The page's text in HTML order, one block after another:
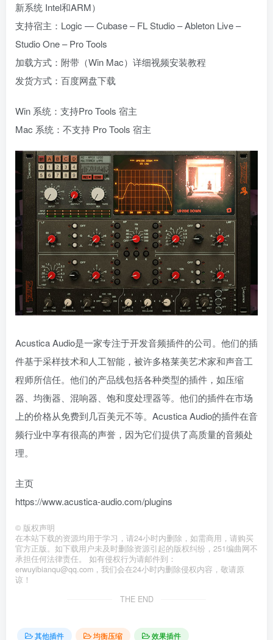
新系统 Intel和ARM）
支持宿主：Logic — Cubase – FL Studio – Ableton Live –
Studio One – Pro Tools
加载方式：附带（Win Mac）详细视频安装教程
发货方式：百度网盘下载
Win 系统：支持Pro Tools 宿主
Mac 系统：不支持 Pro Tools 宿主
Acustica Audio是一家专注于开发音频插件的公司。他们的插
件基于采样技术和人工智能，被许多格莱美艺术家和声音工
程师所信任。他们的产品线包括各种类型的插件，如压缩
器、均衡器、混响器、饱和度处理器等。他们的插件在市场
上的价格从免费到几百美元不等。Acustica Audio的插件在音
频行业中享有很高的声誉，因为它们提供了高质量的音频处
理。
主页
https://www.acustica-audio.com/plugins
© 版权声明
在本站下载的资源均用于学习，请24小时内删除，如需商用，请购买
官方正版。如下载用户未及时删除资源引起的版权纠纷，251编曲网不
承担任何法律责任。 如有侵权行为请邮件到：
erwuyibianqu@qq.com，我们会在24小时内删除侵权内容，敬请原
谅！
THE END
其他插件 均衡压缩 效果插件